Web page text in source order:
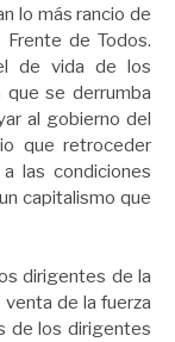
lo más rancio de
de Todos.
de vida de los
que se derrumba
al gobierno del
que retroceder
las condiciones
capitalismo que
dirigentes de la
de la fuerza
de los dirigentes